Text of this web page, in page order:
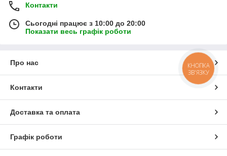
Контакти
Сьогодні працює з 10:00 до 20:00
Показати весь графік роботи
Про нас
Контакти
Доставка та оплата
Графік роботи
КНОПКА
ЗВ'ЯЗКУ